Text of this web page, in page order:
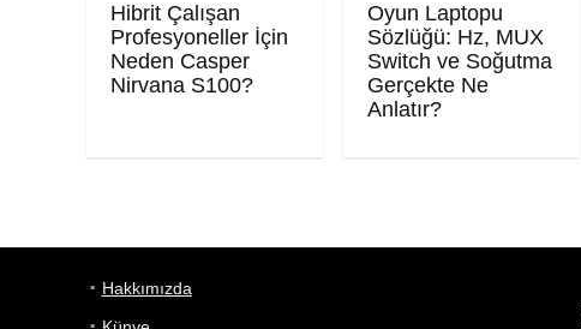
Hibrit Çalışan
Profesyoneller İçin
Neden Casper
Nirvana S100?
Oyun Laptopu
Sözlüğü: Hz, MUX
Switch ve Soğutma
Gerçekte Ne
Anlatır?
Hakkımızda